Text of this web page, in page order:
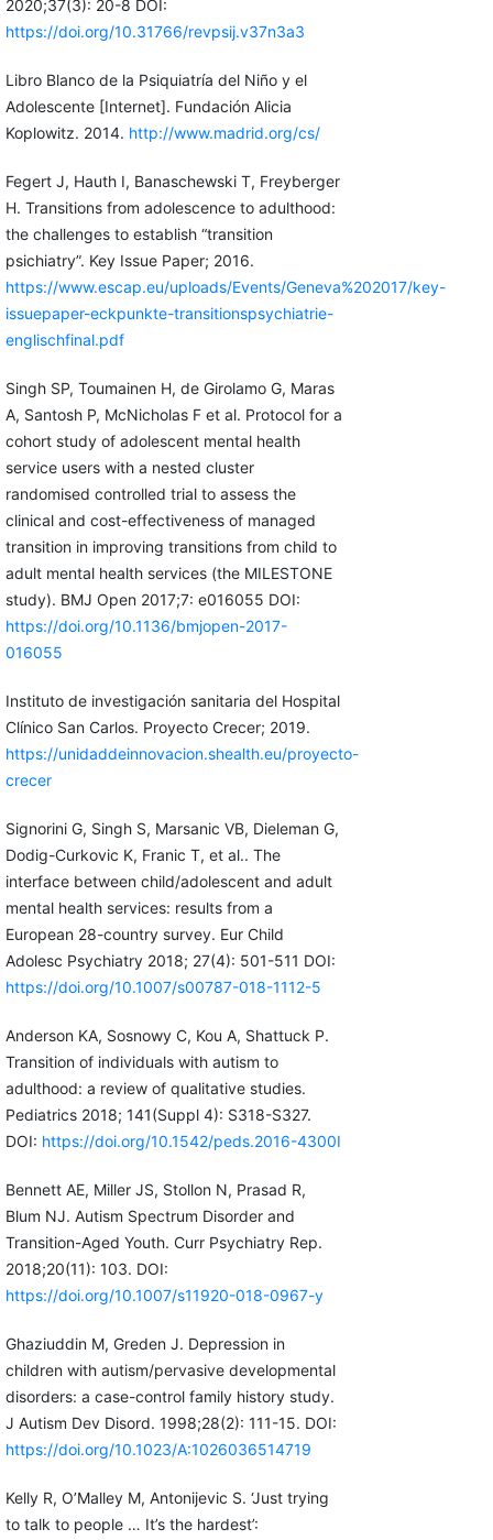
2020;37(3): 20-8 DOI:
https://doi.org/10.31766/revpsij.v37n3a3
Libro Blanco de la Psiquiatría del Niño y el
Adolescente [Internet]. Fundación Alicia
Koplowitz. 2014. http://www.madrid.org/cs/
Fegert J, Hauth I, Banaschewski T, Freyberger
H. Transitions from adolescence to adulthood:
the challenges to establish “transition
psichiatry”. Key Issue Paper; 2016.
https://www.escap.eu/uploads/Events/Geneva%202017/key-
issuepaper-eckpunkte-transitionspsychiatrie-
englischfinal.pdf
Singh SP, Toumainen H, de Girolamo G, Maras
A, Santosh P, McNicholas F et al. Protocol for a
cohort study of adolescent mental health
service users with a nested cluster
randomised controlled trial to assess the
clinical and cost-effectiveness of managed
transition in improving transitions from child to
adult mental health services (the MILESTONE
study). BMJ Open 2017;7: e016055 DOI:
https://doi.org/10.1136/bmjopen-2017-
016055
Instituto de investigación sanitaria del Hospital
Clínico San Carlos. Proyecto Crecer; 2019.
https://unidaddeinnovacion.shealth.eu/proyecto-
crecer
Signorini G, Singh S, Marsanic VB, Dieleman G,
Dodig-Curkovic K, Franic T, et al.. The
interface between child/adolescent and adult
mental health services: results from a
European 28-country survey. Eur Child
Adolesc Psychiatry 2018; 27(4): 501-511 DOI:
https://doi.org/10.1007/s00787-018-1112-5
Anderson KA, Sosnowy C, Kou A, Shattuck P.
Transition of individuals with autism to
adulthood: a review of qualitative studies.
Pediatrics 2018; 141(Suppl 4): S318-S327.
DOI: https://doi.org/10.1542/peds.2016-4300I
Bennett AE, Miller JS, Stollon N, Prasad R,
Blum NJ. Autism Spectrum Disorder and
Transition-Aged Youth. Curr Psychiatry Rep.
2018;20(11): 103. DOI:
https://doi.org/10.1007/s11920-018-0967-y
Ghaziuddin M, Greden J. Depression in
children with autism/pervasive developmental
disorders: a case-control family history study.
J Autism Dev Disord. 1998;28(2): 111-15. DOI:
https://doi.org/10.1023/A:1026036514719
Kelly R, O’Malley M, Antonijevic S. ‘Just trying
to talk to people … It’s the hardest’: